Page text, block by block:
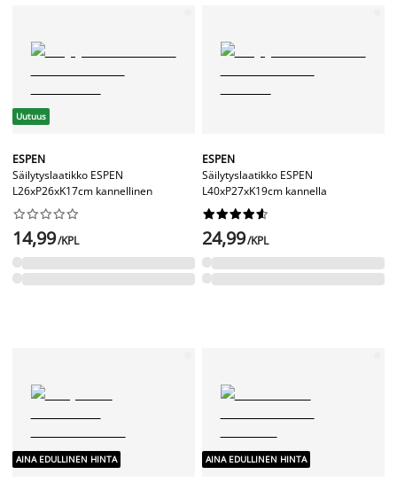
Uutuus
ESPEN
Säilytyslaatikko ESPEN
L26xP26xK17cm kannellinen






14,99/KPL
ESPEN
Säilytyslaatikko ESPEN
L40xP27xK19cm kannella






24,99/KPL
AINA EDULLINEN HINTA AINA EDULLINEN HINTA